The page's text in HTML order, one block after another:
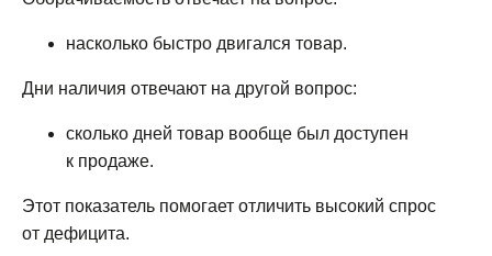
насколько быстро двигался товар.
Дни наличия отвечают на другой вопрос:
сколько дней товар вообще был доступен
к продаже.
Этот показатель помогает отличить высокий спрос
от дефицита.